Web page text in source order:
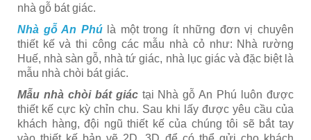
nhà gỗ bát giác.
Nhà gỗ An Phúlà một trong ít những đơn vị chuyên
thiết kế và thi công các mẫu nhà cỏ như: Nhà rường
Huế, nhà sàn gỗ, nhà tứ giác, nhà lục giác và đặc biệt là
mẫu nhà chòi bát giác.
Mẫu nhà chòi bát giáctại Nhà gỗ An Phú luôn được
thiết kế cực kỳ chỉn chu. Sau khi lấy được yêu cầu của
khách hàng, đội ngũ thiết kế của chúng tôi sẽ bắt tay